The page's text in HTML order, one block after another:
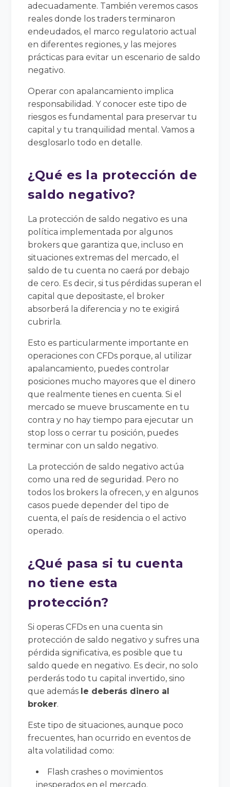
adecuadamente. También veremos casos
reales donde los traders terminaron
endeudados, el marco regulatorio actual
en diferentes regiones, y las mejores
prácticas para evitar un escenario de saldo
negativo.
Operar con apalancamiento implica
responsabilidad. Y conocer este tipo de
riesgos es fundamental para preservar tu
capital y tu tranquilidad mental. Vamos a
desglosarlo todo en detalle.
¿Qué es la protección de
saldo negativo?
La protección de saldo negativo es una
política implementada por algunos
brokers que garantiza que, incluso en
situaciones extremas del mercado, el
saldo de tu cuenta no caerá por debajo
de cero. Es decir, si tus pérdidas superan el
capital que depositaste, el broker
absorberá la diferencia y no te exigirá
cubrirla.
Esto es particularmente importante en
operaciones con CFDs porque, al utilizar
apalancamiento, puedes controlar
posiciones mucho mayores que el dinero
que realmente tienes en cuenta. Si el
mercado se mueve bruscamente en tu
contra y no hay tiempo para ejecutar un
stop loss o cerrar tu posición, puedes
terminar con un saldo negativo.
La protección de saldo negativo actúa
como una red de seguridad. Pero no
todos los brokers la ofrecen, y en algunos
casos puede depender del tipo de
cuenta, el país de residencia o el activo
operado.
¿Qué pasa si tu cuenta
no tiene esta
protección?
Si operas CFDs en una cuenta sin
protección de saldo negativo y sufres una
pérdida significativa, es posible que tu
saldo quede en negativo. Es decir, no solo
perderás todo tu capital invertido, sino
que además le deberás dinero al
broker.
Este tipo de situaciones, aunque poco
frecuentes, han ocurrido en eventos de
alta volatilidad como:
Flash crashes o movimientos
inesperados en el mercado.